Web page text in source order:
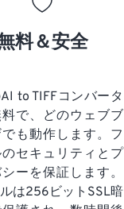
料＆安全
to TIFFコンバータ
で、どのウェブブ
も動作します。フ
のセキュリティとプ
ーを保証します。
は256ビットSSL暗